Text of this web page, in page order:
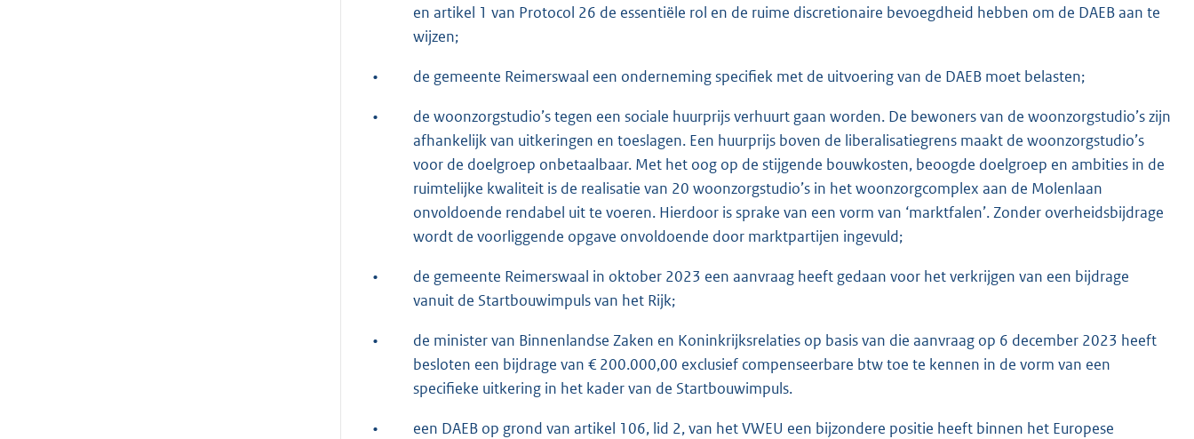
en artikel 1 van Protocol 26 de essentiële rol en de ruime discretionaire bevoegdheid hebben om de DAEB aan te
wijzen;
• de gemeente Reimerswaal een onderneming specifiek met de uitvoering van de DAEB moet belasten;
•
de woonzorgstudio’s tegen een sociale huurprijs verhuurt gaan worden. De bewoners van de woonzorgstudio’s zijn
afhankelijk van uitkeringen en toeslagen. Een huurprijs boven de liberalisatiegrens maakt de woonzorgstudio’s
voor de doelgroep onbetaalbaar. Met het oog op de stijgende bouwkosten, beoogde doelgroep en ambities in de
ruimtelijke kwaliteit is de realisatie van 20 woonzorgstudio’s in het woonzorgcomplex aan de Molenlaan
onvoldoende rendabel uit te voeren. Hierdoor is sprake van een vorm van ‘marktfalen’. Zonder overheidsbijdrage
wordt de voorliggende opgave onvoldoende door marktpartijen ingevuld;
•
de gemeente Reimerswaal in oktober 2023 een aanvraag heeft gedaan voor het verkrijgen van een bijdrage
vanuit de Startbouwimpuls van het Rijk;
•
de minister van Binnenlandse Zaken en Koninkrijksrelaties op basis van die aanvraag op 6 december 2023 heeft
besloten een bijdrage van € 200.000,00 exclusief compenseerbare btw toe te kennen in de vorm van een
specifieke uitkering in het kader van de Startbouwimpuls.
•
een DAEB op grond van artikel 106, lid 2, van het VWEU een bijzondere positie heeft binnen het Europese